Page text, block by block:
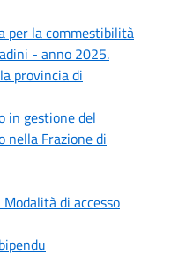
per la commestibilità
- anno 2025.
provincia di
in gestione del
nella Frazione di
di accesso